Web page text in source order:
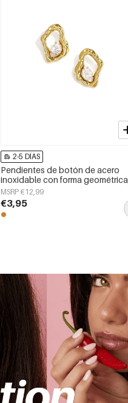
2-5 DÍAS
Pendientes de botón de acero
inoxidable con forma geométrica,
sencillos, de la serie Daily Simple,
joyería para mujer.
MSRP €12,99
€3,95